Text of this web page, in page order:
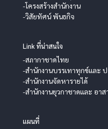
-โครงสร้างสำนักงาน
-วิสัยทัศน์ พันธกิจ
Link ที่น่าสนใจ
-สภากาชาดไทย
-สำนักงานบรรเทาทุกข์และ
-สำนักงานจัดหารายได้
-สำนักงานยุวกาชาดและ อา
แผนที่